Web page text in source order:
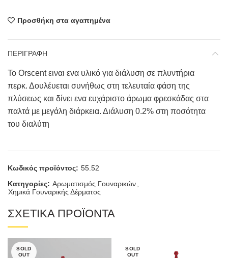
Προσθήκη στα αγαπημένα
ΠΕΡΙΓΡΑΦΗ
Το Orscent ειναι ενα υλικό για διάλυση σε πλυντήρια
περκ. Δουλέυεται συνήθως στη τελευταία φάση της
πλύσεως και δίνει ενα ευχάριστο άρωμα φρεσκάδας στα
παλτά με μεγάλη διάρκεια. Διάλυση 0.2% στη ποσότητα
του διαλύτη
Κωδικός προϊόντος: 55.52
Κατηγορίες: Αρωματισμός Γουναρικών
Χημικά Γουναρικής Δέρματος
ΣΧΕΤΙΚΑ ΠΡΟΪΟΝΤΑ
SOLD
OUT
SOLD
OUT